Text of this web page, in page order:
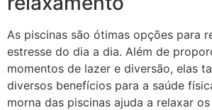
As piscinas são ótimas opções para
estresse do dia a dia. Além de
momentos de lazer e diversão, elas
diversos benefícios para a saúde
morna das piscinas ajuda a relaxar